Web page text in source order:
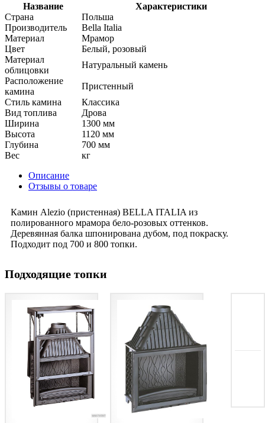
Название
Характеристики
Страна
Польша
Производитель
Bella Italia
Материал
Мрамор
Цвет
Белый, розовый
Материал
облицовки
Натуральный камень
Расположение
камина
Пристенный
Стиль камина
Класcика
Вид топлива
Дрова
Ширина
1300 мм
Высота
1120 мм
Глубина
700 мм
Вес
кг
Описание
Отзывы о товаре
Камин Alezio (пристенная) BELLA ITALIA из
полированного мрамора бело-розовых оттенков.
Деревянная балка шпонирована дубом, под покраску.
Подходит под 700 и 800 топки.
Подходящие топки